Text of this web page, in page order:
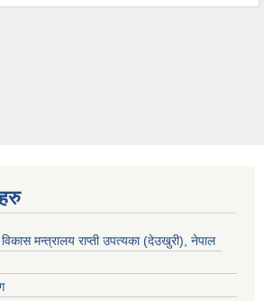
मन्‍‍त्रालय राप्ती उपत्यका (देउखुरी), नेपाल